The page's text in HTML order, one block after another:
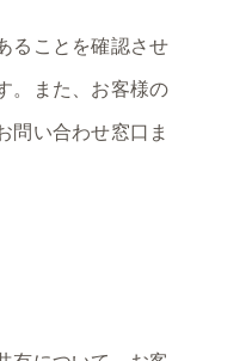
ることを確認させ
。また、お客様の
問い合わせ窓口ま